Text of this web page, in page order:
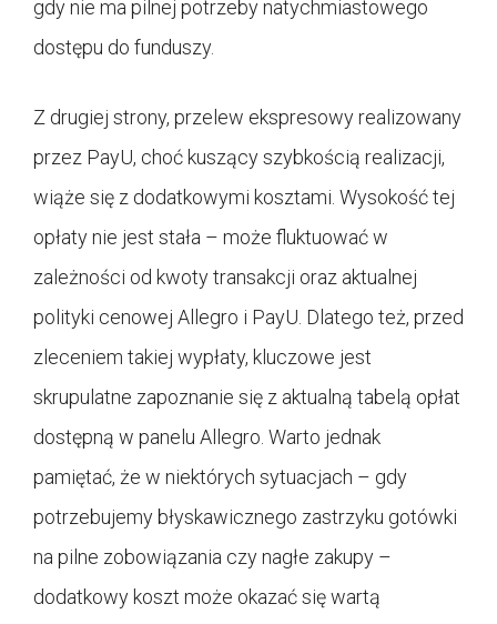
gdy nie ma pilnej potrzeby natychmiastowego
dostępu do funduszy.
Z drugiej strony, przelew ekspresowy realizowany
przez PayU, choć kuszący szybkością realizacji,
wiąże się z dodatkowymi kosztami. Wysokość tej
opłaty nie jest stała – może fluktuować w
zależności od kwoty transakcji oraz aktualnej
polityki cenowej Allegro i PayU. Dlatego też, przed
zleceniem takiej wypłaty, kluczowe jest
skrupulatne zapoznanie się z aktualną tabelą opłat
dostępną w panelu Allegro. Warto jednak
pamiętać, że w niektórych sytuacjach – gdy
potrzebujemy błyskawicznego zastrzyku gotówki
na pilne zobowiązania czy nagłe zakupy –
dodatkowy koszt może okazać się wartą